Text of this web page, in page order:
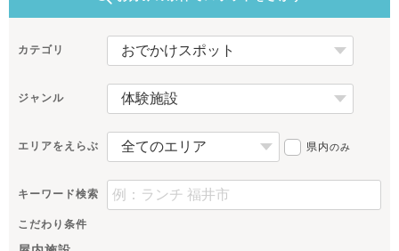
カテゴリ
ジャンル
エリアをえらぶ 県内のみ
キーワード検索
こだわり条件